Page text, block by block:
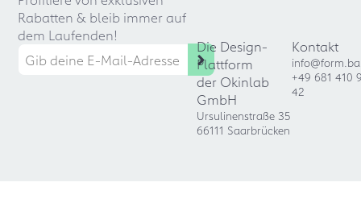
Rabatten & bleib immer auf
dem Laufenden!
Die Design-
Plattform
der Okinlab
GmbH
Ursulinenstraße 35
66111 Saarbrücken
Kontakt
+49 681 410
42